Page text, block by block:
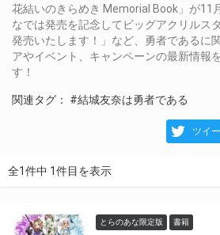
花結いのきらめき Memorial Book」が11
なでは発売を記念してビッグアクリルス
発売いたします！」など、勇者であるに
アやイベント、キャンペーンの最新情報
す！
関連タグ： #結城友奈は勇者である
ツイ
全1件中 1件目を表示
とらのあな限定版 書籍